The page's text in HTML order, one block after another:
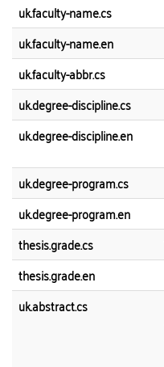
uk.faculty-name.cs
uk.faculty-name.en
uk.faculty-abbr.cs
uk.degree-discipline.cs
uk.degree-discipline.en
uk.degree-program.cs
uk.degree-program.en
thesis.grade.cs
thesis.grade.en
uk.abstract.cs